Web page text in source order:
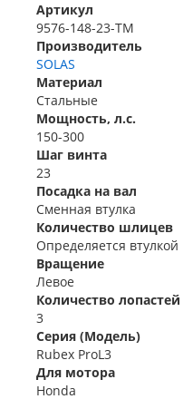
Артикул
9576-148-23-TM
Производитель
SOLAS
Материал
Стальные
Мощность, л.с.
150-300
Шаг винта
23
Посадка на вал
Сменная втулка
Количество шлицев
Определяется втулкой
Вращение
Левое
Количество лопастей
3
Серия (Модель)
Rubex ProL3
Для мотора
Honda